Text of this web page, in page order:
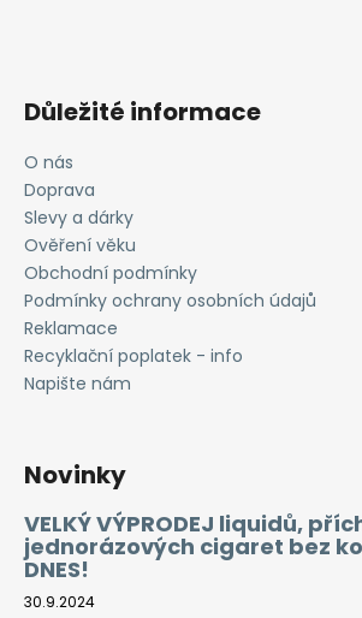
Důležité informace
O nás
Doprava
Slevy a dárky
Ověření věku
Obchodní podmínky
Podmínky ochrany osobních údajů
Reklamace
Recyklační poplatek - info
Napište nám
Novinky
VELKÝ VÝPRODEJ liquidů,
jednorázových cigaret bez
DNES!
30.9.2024